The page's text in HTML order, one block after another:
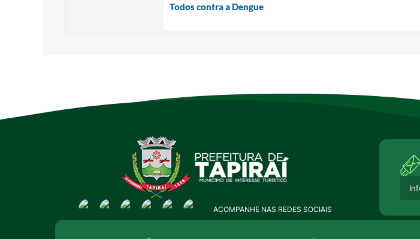
Todos contra a Dengue
ACOMPANHE NAS REDES SOCIAIS